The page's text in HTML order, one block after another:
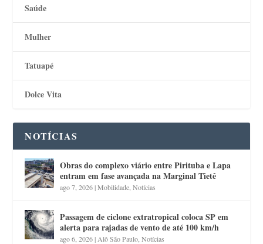
Saúde
Mulher
Tatuapé
Dolce Vita
NOTÍCIAS
Obras do complexo viário entre Pirituba e Lapa
entram em fase avançada na Marginal Tietê
ago 7, 2026|Mobilidade ,Notícias
Passagem de ciclone extratropical coloca SP em
alerta para rajadas de vento de até 100 km/h
ago 6, 2026| Alô São Paulo ,Notícias